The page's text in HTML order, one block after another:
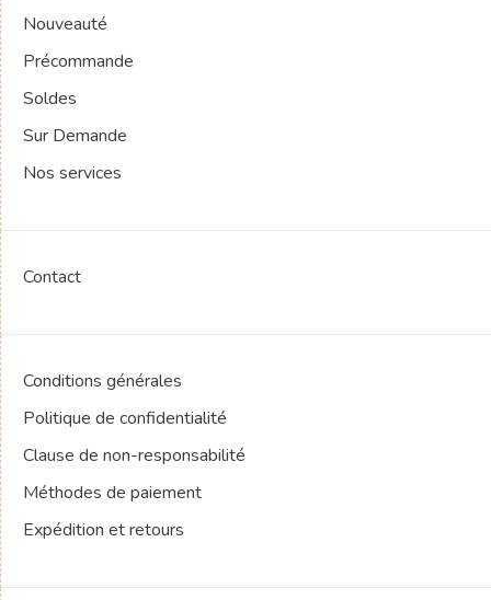
Nouveauté
Précommande
Soldes
Sur Demande
Nos services
Contact
Conditions générales
Politique de confidentialité
Clause de non-responsabilité
Méthodes de paiement
Expédition et retours